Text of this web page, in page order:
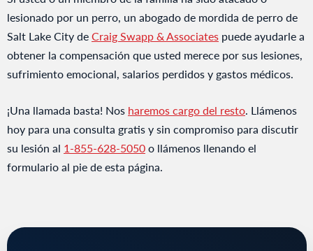
lesionado por un perro, un abogado de mordida de perro de
Salt Lake City deCraig Swapp & Associates puede ayudarle a
obtener la compensación que usted merece por sus lesiones,
sufrimiento emocional, salarios perdidos y gastos médicos.
¡Una llamada basta! Nos haremos cargo del resto. Llámenos
hoy para una consulta gratis y sin compromiso para discutir
su lesión al 1-855-628-5050o llámenos llenando el
formulario al pie de esta página.